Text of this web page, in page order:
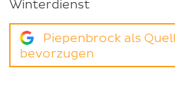
Winterdienst
Piepenbrock als
bevorzugen